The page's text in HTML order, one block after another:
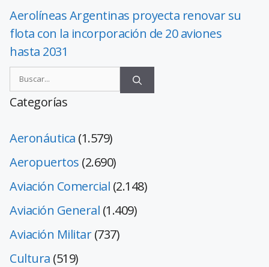
Aerolíneas Argentinas proyecta renovar su
flota con la incorporación de 20 aviones
hasta 2031
Categorías
Aeronáutica (1.579)
Aeropuertos (2.690)
Aviación Comercial (2.148)
Aviación General (1.409)
Aviación Militar(737)
Cultura (519)